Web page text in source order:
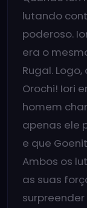
lutando
poderoso.
era o
Rugal.
Orochi! Iori
homem
apenas ele
e que
Ambos os
as suas